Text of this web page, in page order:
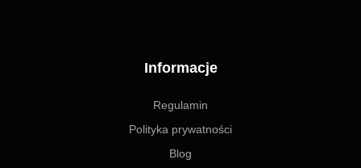
Informacje
Regulamin
Polityka prywatności
Blog